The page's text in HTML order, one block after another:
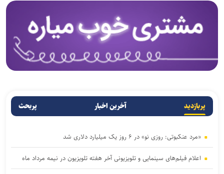
پربازدید آخرین اخبار پربحث
«مرد عنکبوتی: روزی نو» در ۶ روز یک میلیارد دلاری شد
اعلام فیلم‌های سینمایی و تلویزیونی آخر هفته تلویزیون در نیمه مرداد ماه